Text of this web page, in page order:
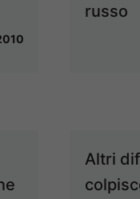
russo
Altri